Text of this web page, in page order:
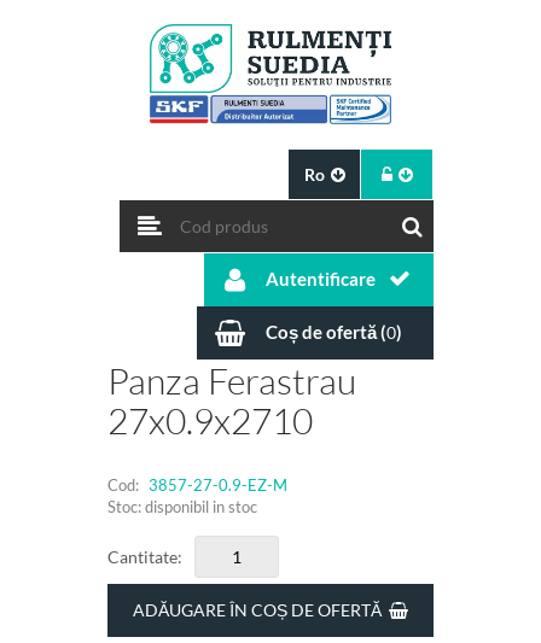
Ro
Autentificare
Coș de ofertă (0)
Panza Ferastrau
27x0.9x2710
Cod: 3857-27-0.9-EZ-M
Stoc: disponibil in stoc
Cantitate: